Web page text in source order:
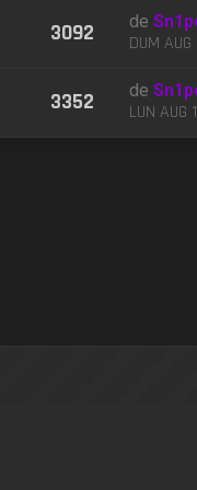
3092 de
DUM
3352 de
LUN AUG